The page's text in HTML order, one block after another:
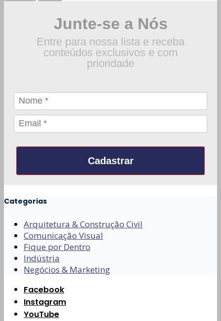
Junte-se a Nós
Entre para nossa lista e receba
conteúdos exclusivos e com
prioridade
Cadastrar
Categorias
Arquitetura & Construção Civil
Comunicação Visual
Fique por Dentro
Indústria
Negócios & Marketing
Facebook
Instagram
YouTube